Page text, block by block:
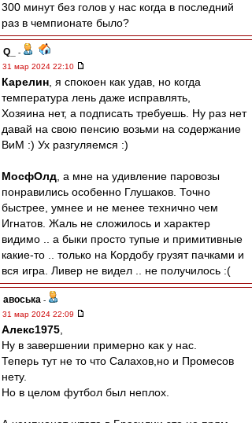
300 минут без голов у нас когда в последний
раз в чемпионате было?
Q_
-
31 мар 2024 22:10
Карелин , я спокоен как удав, но когда
температура лень даже исправлять,
Хозяина нет, а подписать требуешь. Ну раз нет
давай на свою пенсию возьми на содержание
ВиМ :) Ух разгуляемся :)
МосфОлд , а мне на удивление паровозы
понравились особенно Глушаков. Точно
быстрее, умнее и не менее технично чем
Игнатов. Жаль не сложилось и характер
видимо .. а быки просто тупые и примитивные
какие-то .. только на Кордобу грузят пачками и
вся игра. Ливер не видел .. не получилось :(
авоська -
31 мар 2024 22:09
Алекс1975
Ну в завершении примерно как у нас.
Теперь тут не то что Салахов,но и Промесов
нету.
Но в целом футбол был неплох.